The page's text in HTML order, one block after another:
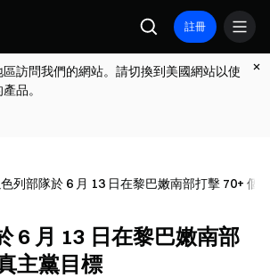
註冊
訪問我們的網站。請切換到美國網站以使
品。
列部隊於 6 月 13 日在黎巴嫩南部打擊 70+ 個
6 月 13 日在黎巴嫩南部
主黨目標